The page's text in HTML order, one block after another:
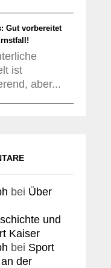
Gut vorbereitet
ist
aber...
bei Über
und
Kaiser
bei Sport
der